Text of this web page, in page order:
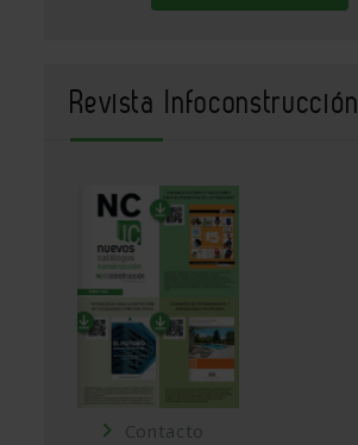
Revista Infoconstrucción
Contacto